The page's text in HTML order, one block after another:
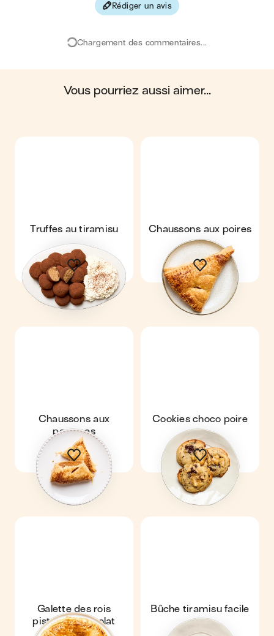
Les valeurs sont basées sur une estimation moyenne pour
préoccupations ou des questions concernant votre santé,
en moyenne, une portion de la recette "Galette des rois
34 g de glucides ; 8 g de protéines ; 2 g de fibres.
Rédiger un avis
Chargement des commentaires...
vous pourriez aussi aimer...
Truffes au tiramisu Chaussons aux poires
Chaussons aux
pommes
Cookies choco poire
Galette des rois
pistache chocolat
Bûche tiramisu facile